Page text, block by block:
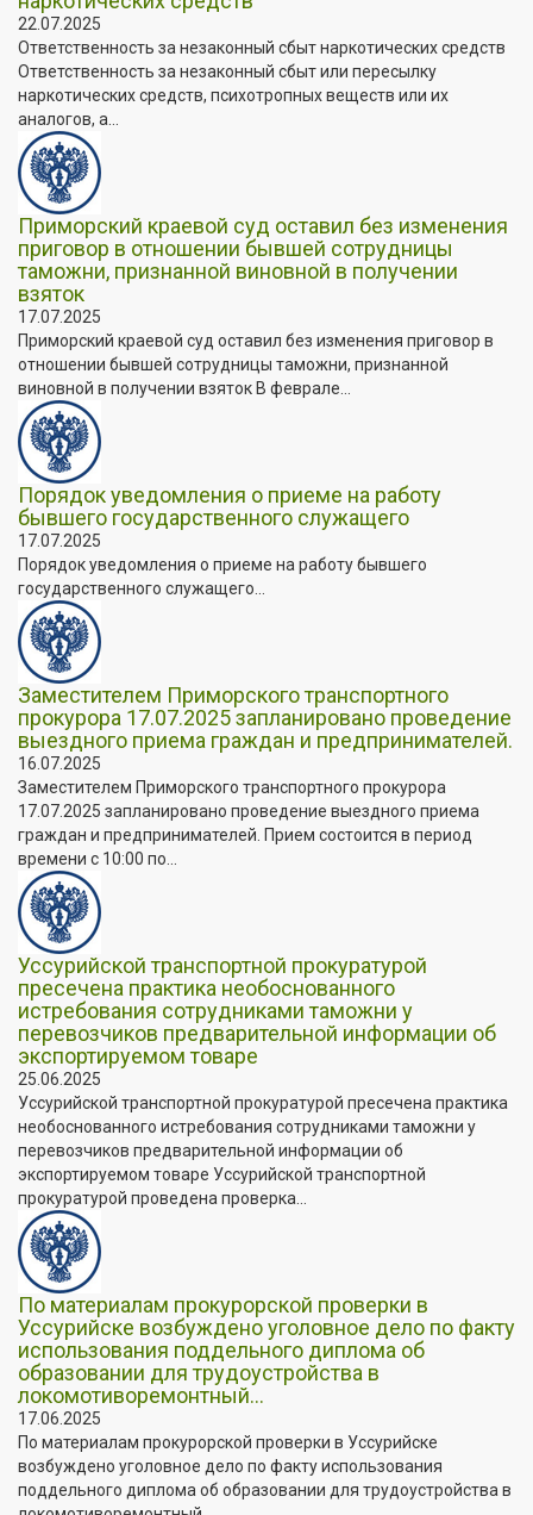
22.07.2025
Ответственность за незаконный сбыт наркотических средств
Ответственность за незаконный сбыт или пересылку
наркотических средств, психотропных веществ или их
аналогов, а...
Приморский краевой суд оставил без изменения
приговор в отношении бывшей сотрудницы
таможни, признанной виновной в получении
взяток
17.07.2025
Приморский краевой суд оставил без изменения приговор в
отношении бывшей сотрудницы таможни, признанной
виновной в получении взяток В феврале...
Порядок уведомления о приеме на работу
бывшего государственного служащего
17.07.2025
Порядок уведомления о приеме на работу бывшего
государственного служащего...
Заместителем Приморского транспортного
прокурора 17.07.2025 запланировано проведение
выездного приема граждан и предпринимателей.
16.07.2025
Заместителем Приморского транспортного прокурора
17.07.2025 запланировано проведение выездного приема
граждан и предпринимателей. Прием состоится в период
времени с 10:00 по...
Уссурийской транспортной прокуратурой
пресечена практика необоснованного
истребования сотрудниками таможни у
перевозчиков предварительной информации об
экспортируемом товаре
25.06.2025
Уссурийской транспортной прокуратурой пресечена практика
необоснованного истребования сотрудниками таможни у
перевозчиков предварительной информации об
экспортируемом товаре Уссурийской транспортной
прокуратурой проведена проверка...
По материалам прокурорской проверки в
Уссурийске возбуждено уголовное дело по факту
использования поддельного диплома об
образовании для трудоустройства в
локомотиворемонтный...
17.06.2025
По материалам прокурорской проверки в Уссурийске
возбуждено уголовное дело по факту использования
поддельного диплома об образовании для трудоустройства в